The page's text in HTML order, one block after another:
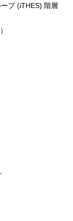
プ (iTHES) 階層